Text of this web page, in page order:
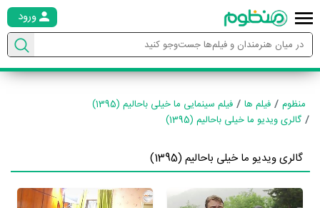
ورود
منظوم فیلم ها
فیلم سینمایی ما خیلی باحالیم (1395)
گالری ویدیو ما خیلی باحالیم (1395)
گالری ویدیو ما خیلی باحالیم (1395)